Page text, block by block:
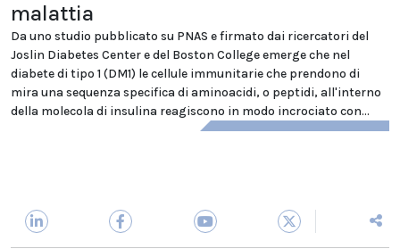
malattia
Da uno studio pubblicato su PNAS e firmato dai ricercatori del
Joslin Diabetes Center e del Boston College emerge che nel
diabete di tipo 1 (DM1) le cellule immunitarie che prendono di
mira una sequenza specifica di aminoacidi, o peptidi, all'interno
della molecola di insulina reagiscono in modo incrociato con...